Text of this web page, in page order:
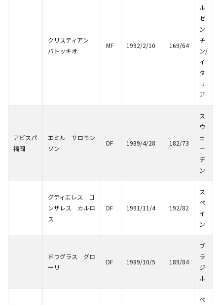
クリスティアン
バトッキオ
MF 1992/2/10 169/64
ル
ゼ
ン
チ
ン/
イ
タ
リ
ア
アビスパ
福岡
エミル サロモン
ソン
DF 1989/4/28 182/73
ス
ウ
ェ
ー
デ
ン
グティエレス ゴ
ンザレス カルロ
ス
DF 1991/11/4 192/82
ス
ペ
イ
ン
ドウグラス グロ
ーリ
DF 1989/10/5 189/84
ブ
ラ
ジ
ル
ベ